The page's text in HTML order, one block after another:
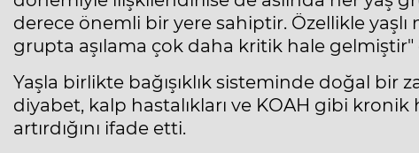
derece önemli bir yere sahiptir. Özellikle
grupta aşılama çok daha kritik hale
Yaşla birlikte bağışıklık sisteminde doğal bir
diyabet, kalp hastalıkları ve KOAH gibi
artırdığını ifade etti.